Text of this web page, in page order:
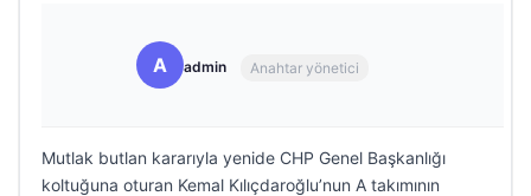
A admin Anahtar yönetici
Mutlak butlan kararıyla yenide CHP Genel Başkanlığı
koltuğuna oturan Kemal Kılıçdaroğlu’nun A takımının